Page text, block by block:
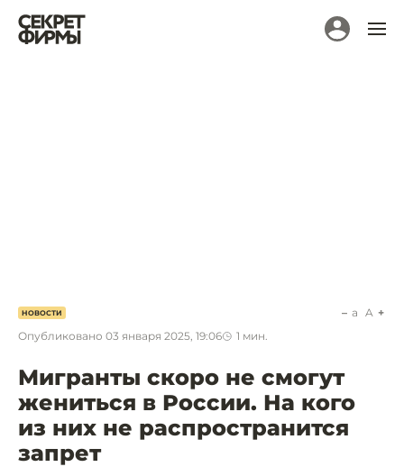
НОВОСТИ
Опубликовано 03 января 2025, 19:06 1 мин.
a A
Мигранты скоро не смогут
жениться в России. На кого
из них не распространится
запрет